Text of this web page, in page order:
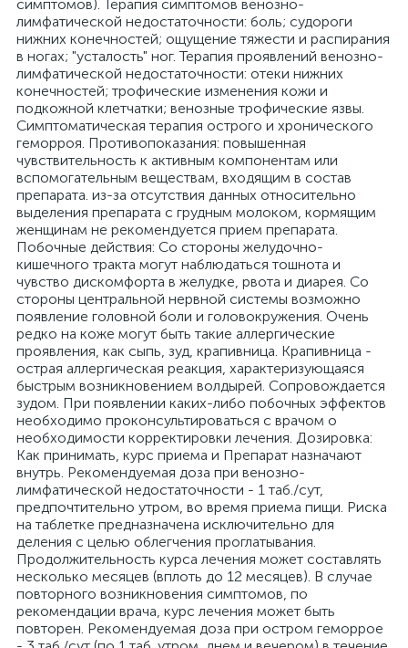
симптомов). Терапия симптомов венозно-
лимфатической недостаточности: боль; судороги
нижних конечностей; ощущение тяжести и распирания
в ногах; "усталость" ног. Терапия проявлений венозно-
лимфатической недостаточности: отеки нижних
конечностей; трофические изменения кожи и
подкожной клетчатки; венозные трофические язвы.
Симптоматическая терапия острого и хронического
геморроя. Противопоказания: повышенная
чувствительность к активным компонентам или
вспомогательным веществам, входящим в состав
препарата. из-за отсутствия данных относительно
выделения препарата с грудным молоком, кормящим
женщинам не рекомендуется прием препарата.
Побочные действия: Со стороны желудочно-
кишечного тракта могут наблюдаться тошнота и
чувство дискомфорта в желудке, рвота и диарея. Со
стороны центральной нервной системы возможно
появление головной боли и головокружения. Очень
редко на коже могут быть такие аллергические
проявления, как сыпь, зуд, крапивница. Крапивница -
острая аллергическая реакция, характеризующаяся
быстрым возникновением волдырей. Сопровождается
зудом. При появлении каких-либо побочных эффектов
необходимо проконсультироваться с врачом о
необходимости корректировки лечения. Дозировка:
Как принимать, курс приема и Препарат назначают
внутрь. Рекомендуемая доза при венозно-
лимфатической недостаточности - 1 таб./сут,
предпочтительно утром, во время приема пищи. Риска
на таблетке предназначена исключительно для
деления с целью облегчения проглатывания.
Продолжительность курса лечения может составлять
несколько месяцев (вплоть до 12 месяцев). В случае
повторного возникновения симптомов, по
рекомендации врача, курс лечения может быть
повторен. Рекомендуемая доза при остром геморрое